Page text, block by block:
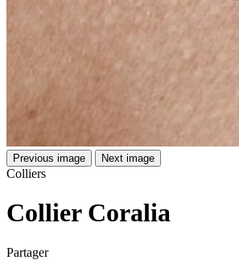
Previous image Next image
Colliers
Collier Coralia
Partager